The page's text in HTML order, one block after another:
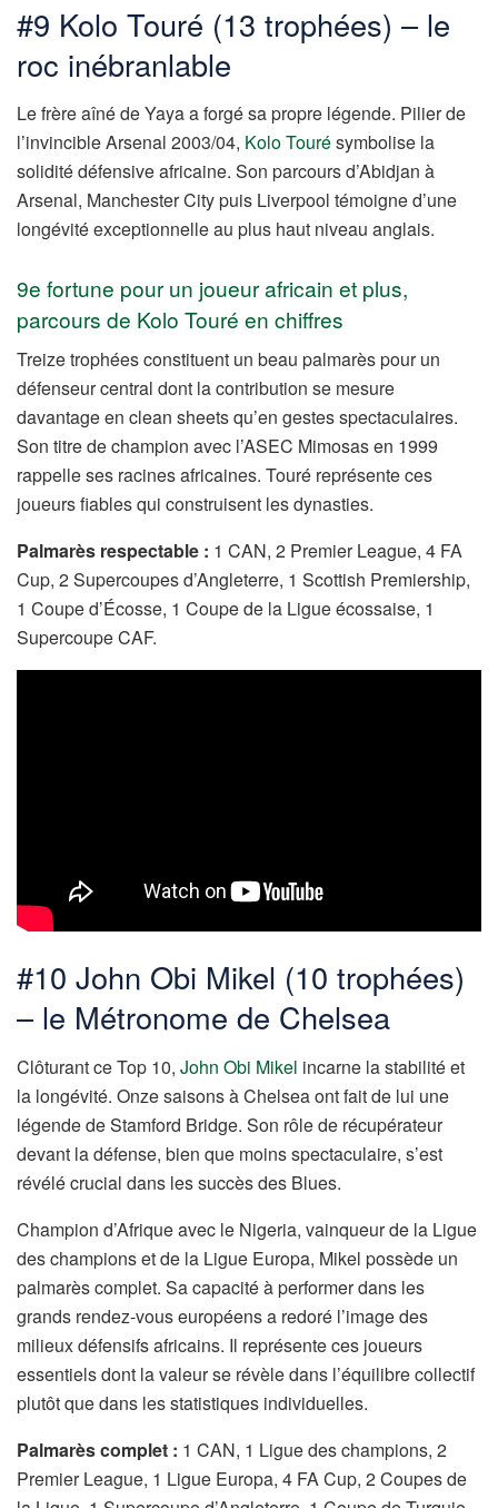
#9 Kolo Touré (13 trophées) – le
roc inébranlable
Le frère aîné de Yaya a forgé sa propre légende. Pilier de
l’invincible Arsenal 2003/04, Kolo Tourésymbolise la
solidité défensive africaine. Son parcours d’Abidjan à
Arsenal, Manchester City puis Liverpool témoigne d’une
longévité exceptionnelle au plus haut niveau anglais.
9e fortune pour un joueur africain et plus,
parcours de Kolo Touré en chiffres
Treize trophées constituent un beau palmarès pour un
défenseur central dont la contribution se mesure
davantage en clean sheets qu’en gestes spectaculaires.
Son titre de champion avec l’ASEC Mimosas en 1999
rappelle ses racines africaines. Touré représente ces
joueurs fiables qui construisent les dynasties.
Palmarès respectable : 1 CAN, 2 Premier League, 4 FA
Cup, 2 Supercoupes d’Angleterre, 1 Scottish Premiership,
1 Coupe d’Écosse, 1 Coupe de la Ligue écossaise, 1
Supercoupe CAF.
#10 John Obi Mikel (10 trophées)
– le Métronome de Chelsea
Clôturant ce Top 10, John Obi Mikel incarne la stabilité et
la longévité. Onze saisons à Chelsea ont fait de lui une
légende de Stamford Bridge. Son rôle de récupérateur
devant la défense, bien que moins spectaculaire, s’est
révélé crucial dans les succès des Blues.
Champion d’Afrique avec le Nigeria, vainqueur de la Ligue
des champions et de la Ligue Europa, Mikel possède un
palmarès complet. Sa capacité à performer dans les
grands rendez-vous européens a redoré l’image des
milieux défensifs africains. Il représente ces joueurs
essentiels dont la valeur se révèle dans l’équilibre collectif
plutôt que dans les statistiques individuelles.
Palmarès complet : 1 CAN, 1 Ligue des champions, 2
Premier League, 1 Ligue Europa, 4 FA Cup, 2 Coupes de